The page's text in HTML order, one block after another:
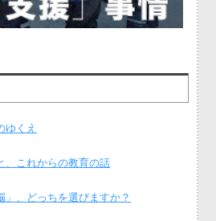
ゆくえ
、これからの教育の話
」、どっちを選びますか？